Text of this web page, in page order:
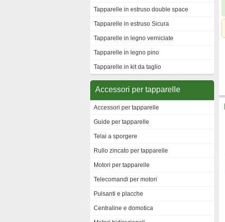
Tapparelle in estruso double space
Tapparelle in estruso Sicura
Tapparelle in legno verniciate
Tapparelle in legno pino
Tapparelle in kit da taglio
Accessori per tapparelle
Accessori per tapparelle
Guide per tapparelle
Telai a sporgere
Rullo zincato per tapparelle
Motori per tapparelle
Telecomandi per motori
Pulsanti e placche
Centraline e domotica